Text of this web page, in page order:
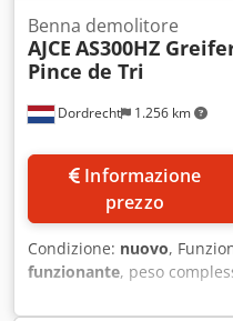
Dordrecht 1.256 km
Benna demolitore
AJCE AS300HZ
Pince de Tri
prezzo
Condizione: nuovo,
funzionante, peso